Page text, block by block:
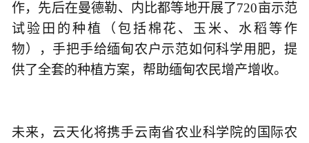
作，先后在曼德勒、内比都等地开展了720亩示范
试验田的种植（包括棉花、玉米、水稻等作
物），手把手给缅甸农户示范如何科学用肥，提
供了全套的种植方案，帮助缅甸农民增产增收。
未来，云天化将携手云南省农业科学院的国际农